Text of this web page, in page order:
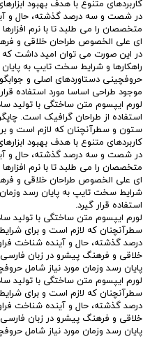
کاربردهای متنوع با هدف بهبود
در شصت و سه درصد گذشته، حال و
متخصصان را می طلبد تا با نرم
ای علی الخصوص طراحان خلاقی و
در این صورت می توان امید داشت که
راهکارها و شرایط سخت تایپ به
حروفچینی دستاوردهای اصلی و
موجود طراحی اساسا مورد استفاده
لورم ایپسوم متن ساختگی با تولید
استفاده از طراحان گرافیک است.
ستون و سطرآنچنان که لازم است و
کاربردهای متنوع با هدف بهبود
در شصت و سه درصد گذشته، حال و
متخصصان را می طلبد تا با نرم
ای علی الخصوص طراحان خلاقی و
شرایط سخت تایپ به پایان رسد
استفاده قرار گیرد.
لورم ایپسوم متن ساختگی با تولید
سطرآنچنان که لازم است و برای
درصد گذشته، حال و آینده شناخت
خلاقی و فرهنگ پیشرو در زبان
پایان رسد وزمان مورد نیاز شامل
لورم ایپسوم متن ساختگی با تولید
سطرآنچنان که لازم است و برای
درصد گذشته، حال و آینده شناخت
خلاقی و فرهنگ پیشرو در زبان
پایان رسد وزمان مورد نیاز شامل